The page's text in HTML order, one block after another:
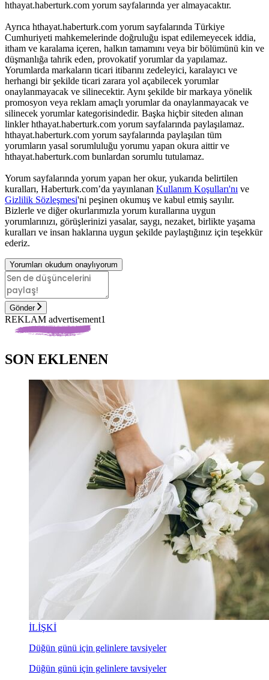
hthayat.haberturk.com yorum sayfalarında yer almayacaktır.
Ayrıca hthayat.haberturk.com yorum sayfalarında Türkiye
Cumhuriyeti mahkemelerinde doğruluğu ispat edilemeyecek iddia,
itham ve karalama içeren, halkın tamamını veya bir bölümünü kin ve
düşmanlığa tahrik eden, provokatif yorumlar da yapılamaz.
Yorumlarda markaların ticari itibarını zedeleyici, karalayıcı ve
herhangi bir şekilde ticari zarara yol açabilecek yorumlar
onaylanmayacak ve silinecektir. Aynı şekilde bir markaya yönelik
promosyon veya reklam amaçlı yorumlar da onaylanmayacak ve
silinecek yorumlar kategorisindedir. Başka hiçbir siteden alınan
linkler hthayat.haberturk.com yorum sayfalarında paylaşılamaz.
hthayat.haberturk.com yorum sayfalarında paylaşılan tüm
yorumların yasal sorumluluğu yorumu yapan okura aittir ve
hthayat.haberturk.com bunlardan sorumlu tutulamaz.
Yorum sayfalarında yorum yapan her okur, yukarıda belirtilen
kuralları, Haberturk.com’da yayınlanan Kullanım Koşulları'nı ve
Gizlilik Sözleşmesi'ni peşinen okumuş ve kabul etmiş sayılır.
Bizlerle ve diğer okurlarımızla yorum kurallarına uygun
yorumlarınızı, görüşlerinizi yasalar, saygı, nezaket, birlikte yaşama
kuralları ve insan haklarına uygun şekilde paylaştığınız için teşekkür
ederiz.
Yorumları okudum onaylıyorum
Gönder
REKLAM advertisement1
SON EKLENEN
İLİŞKİ
Düğün günü için gelinlere tavsiyeler
Düğün günü için gelinlere tavsiyeler